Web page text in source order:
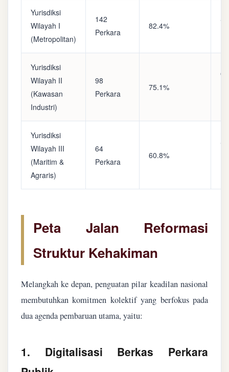
Yurisdiksi
Wilayah I
(Metropolitan)
142
Perkara
82.4%
Yurisdiksi
Wilayah II
(Kawasan
Industri)
98
Perkara
75.1%
Yurisdiksi
Wilayah III
(Maritim &
Agraris)
64
Perkara
60.8%
Peta Jalan Reformasi
Struktur Kehakiman
Melangkah ke depan, penguatan pilar keadilan nasional
membutuhkan komitmen kolektif yang berfokus pada
dua agenda pembaruan utama, yaitu:
1. Digitalisasi Berkas Perkara